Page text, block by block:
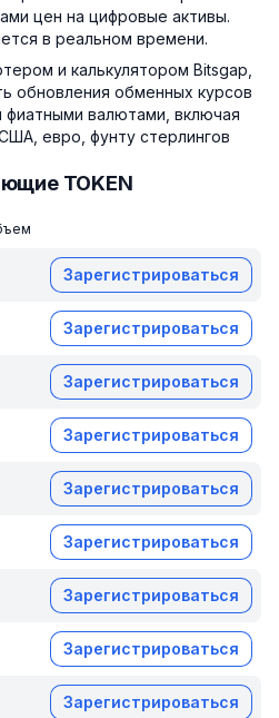
цен на цифровые активы.
в реальном времени.
и калькулятором Bitsgap,
обновления обменных курсов
валютами, включая
евро, фунту стерлингов
TOKEN
Зарегистрироваться
Зарегистрироваться
Зарегистрироваться
Зарегистрироваться
Зарегистрироваться
Зарегистрироваться
Зарегистрироваться
Зарегистрироваться
Зарегистрироваться